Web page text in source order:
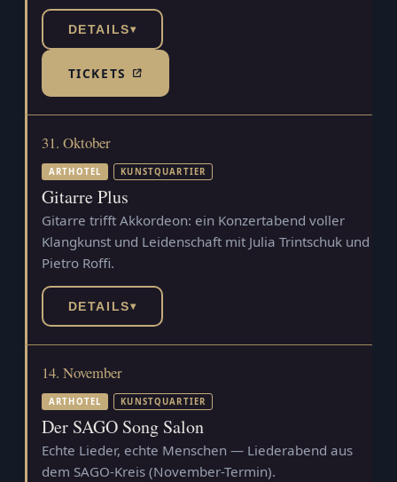
DETAILS▾
TICKETS(TICKETSHOP, ÖFFNET IN NEUEM TAB)
31. Oktober
ARTHOTEL KUNSTQUARTIER
Gitarre Plus
Gitarre trifft Akkordeon: ein Konzertabend voller
Klangkunst und Leidenschaft mit Julia Trintschuk und
Pietro Roffi.
DETAILS▾
14. November
ARTHOTEL KUNSTQUARTIER
Der SAGO Song Salon
Echte Lieder, echte Menschen — Liederabend aus
dem SAGO-Kreis (November-Termin).